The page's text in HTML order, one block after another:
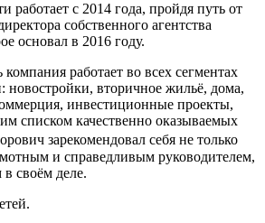
работает с 2014 года, пройдя путь от
собственного агентства
основал в 2016 году.
работает во всех сегментах
вторичное жильё, дома,
инвестиционные проекты,
списком качественно оказываемых
зарекомендовал себя не только
и справедливым руководителем,
своём деле.